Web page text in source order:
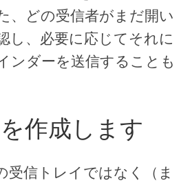
、どの受信者がまだ開い
し、必要に応じてそれに
ンダーを送信することも
作成します
受信トレイではなく（ま